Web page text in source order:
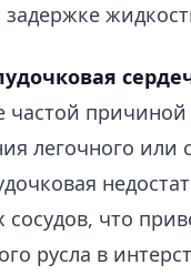
частой
легочного или
сосудов, что
русла в